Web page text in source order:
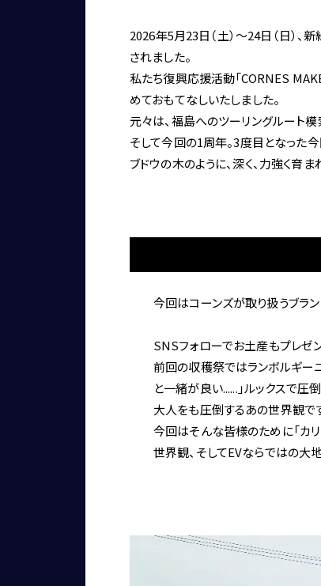
2026年5月23日（土）〜24日（日）
されました。
私たち復興応援活動「CORNES
めておもてなしいたしました。
元々は、福島へのツーリングルート
そして今回の1周年。3度目となった
ブドウの木のように、深く、力強く育ま
今回はコーンズが取り扱うブラン
SNSフォローでお土産もプレゼ
前回の収穫祭ではランボルギー
と一緒が良い......」ルックスで圧
大人をも圧倒するあの世界観で
今回はそんな皆様のために「カリ
世界観、そしてEVならではの大